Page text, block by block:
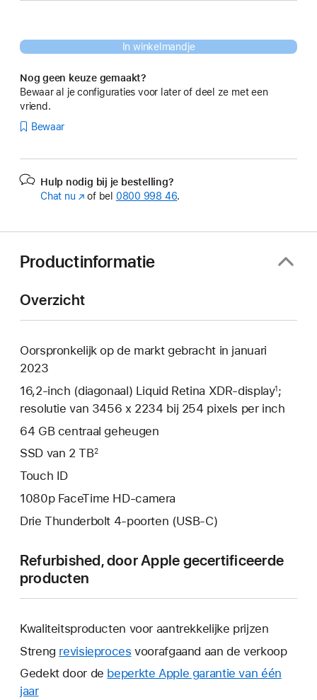
In winkelmandje
Nog geen keuze gemaakt?
Bewaar al je configuraties voor later of deel ze met een
vriend.
Bewaar
Hulp nodig bij je bestelling?
Chat nu (Wordt
of bel 0800 998 46.
Productinformatie
Overzicht
Oorspronkelijk op de markt gebracht in januari
2023
16,2‑inch (diagonaal) Liquid Retina XDR-display1;
resolutie van 3456 x 2234 bij 254 pixels per inch
64 GB centraal geheugen
SSD van 2 TB2
Touch ID
1080p FaceTime HD-camera
Drie Thunderbolt 4-poorten (USB‑C)
Refurbished, door Apple gecertificeerde
producten
Kwaliteitsproducten voor aantrekkelijke prijzen
Streng revisieproces voorafgaand aan de verkoop
Gedekt door de beperkte Apple garantie van één
jaarHierdoor